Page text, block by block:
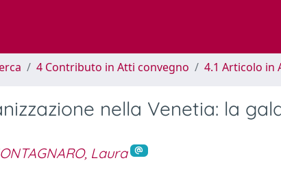
4 Contributo in Atti convegno 4.1 Articolo in
nella Venetia: la
Laura